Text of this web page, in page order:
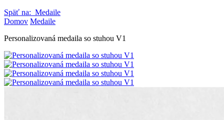
Späť na: Medaile
Domov Medaile
Personalizovaná medaila so stuhou V1